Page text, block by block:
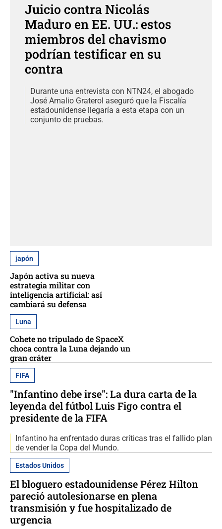
Juicio contra Nicolás
Maduro en EE. UU.: estos
miembros del chavismo
podrían testificar en su
contra
Durante una entrevista con NTN24, el abogado
José Amalio Graterol aseguró que la Fiscalía
estadounidense llegaría a esta etapa con un
conjunto de pruebas.
japón
Japón activa su nueva
estrategia militar con
inteligencia artificial: así
cambiará su defensa
Luna
Cohete no tripulado de SpaceX
choca contra la Luna dejando un
gran cráter
FIFA
"Infantino debe irse": La dura carta de la
leyenda del fútbol Luis Figo contra el
presidente de la FIFA
Infantino ha enfrentado duras críticas tras el fallido plan
de vender la Copa del Mundo.
Estados Unidos
El bloguero estadounidense Pérez Hilton
pareció autolesionarse en plena
transmisión y fue hospitalizado de
urgencia